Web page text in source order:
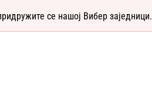
се нашој Вибер заједници.